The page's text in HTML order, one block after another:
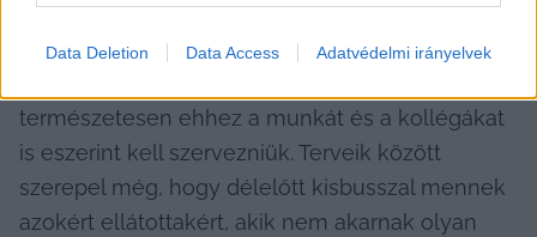
Data Deletion Data Access Adatvédelmi irányelvek
8-fél 8 körül hoznák szerettüket, hogy 8-ra
beérjenek a munkába. Szolgáltatóként
természetesen ehhez a munkát és a kollégákat
is eszerint kell szervezniük. Terveik között
szerepel még, hogy délelőtt kisbusszal mennek
azokért ellátottakért, akik nem akarnak olyan